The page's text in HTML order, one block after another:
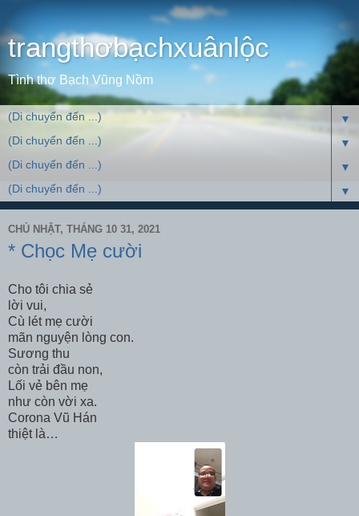
trangthơbạchxuânlộc
Tình thơ Bạch Vũng Nồm
▼
▼
▼
▼
CHỦ NHẬT, THÁNG 10 31, 2021
* Chọc Mẹ cười
Cho tôi chia sẻ
lời vui,
Cù lét mẹ cười
mãn nguyện lòng con.
Sương thu
còn trải đầu non,
Lối vẻ bên mẹ
như còn vời xa.
Corona Vũ Hán
thiệt là…